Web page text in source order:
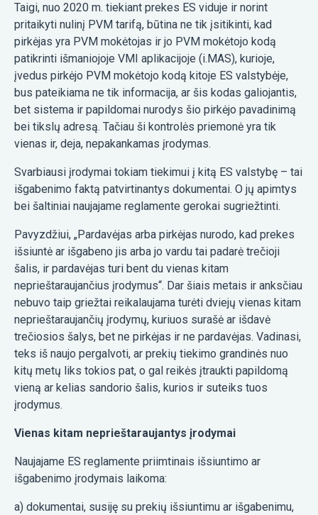
Taigi, nuo 2020 m. tiekiant prekes ES viduje ir norint
pritaikyti nulinį PVM tarifą, būtina ne tik įsitikinti, kad
pirkėjas yra PVM mokėtojas ir jo PVM mokėtojo kodą
patikrinti išmaniojoje VMI aplikacijoje (i.MAS), kurioje,
įvedus pirkėjo PVM mokėtojo kodą kitoje ES valstybėje,
bus pateikiama ne tik informacija, ar šis kodas galiojantis,
bet sistema ir papildomai nurodys šio pirkėjo pavadinimą
bei tikslų adresą. Tačiau ši kontrolės priemonė yra tik
vienas ir, deja, nepakankamas įrodymas.
Svarbiausi įrodymai tokiam tiekimui į kitą ES valstybę – tai
išgabenimo faktą patvirtinantys dokumentai. O jų apimtys
bei šaltiniai naujajame reglamente gerokai sugriežtinti.
Pavyzdžiui, „Pardavėjas arba pirkėjas nurodo, kad prekes
išsiuntė ar išgabeno jis arba jo vardu tai padarė trečioji
šalis, ir pardavėjas turi bent du vienas kitam
neprieštaraujančius įrodymus“. Dar šiais metais ir anksčiau
nebuvo taip griežtai reikalaujama turėti dviejų vienas kitam
neprieštaraujančių įrodymų, kuriuos surašė ar išdavė
trečiosios šalys, bet ne pirkėjas ir ne pardavėjas. Vadinasi,
teks iš naujo pergalvoti, ar prekių tiekimo grandinės nuo
kitų metų liks tokios pat, o gal reikės įtraukti papildomą
vieną ar kelias sandorio šalis, kurios ir suteiks tuos
įrodymus.
Vienas kitam neprieštaraujantys įrodymai
Naujajame ES reglamente priimtinais išsiuntimo ar
išgabenimo įrodymais laikoma:
a) dokumentai, susiję su prekių išsiuntimu ar išgabenimu,